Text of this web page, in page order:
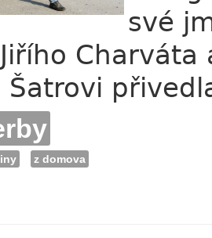
své
Šatrovi
z domova